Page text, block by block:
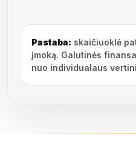
Pastaba: skaičiuoklė
įmoką. Galutinės
nuo individualaus